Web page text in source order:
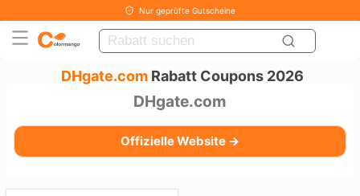
Nur geprüfte Gutscheine
DHgate.com Rabatt Coupons 2026
DHgate.com
Offizielle Website →